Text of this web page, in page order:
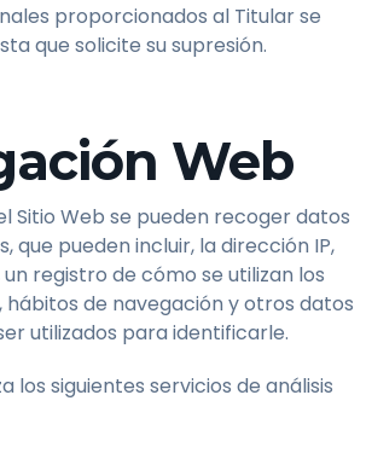
proporcionados al Titular se
que solicite su supresión.
Web
Sitio Web se pueden recoger datos
que pueden incluir, la dirección IP,
registro de cómo se utilizan los
hábitos de navegación y otros datos
utilizados para identificarle.
los siguientes servicios de análisis